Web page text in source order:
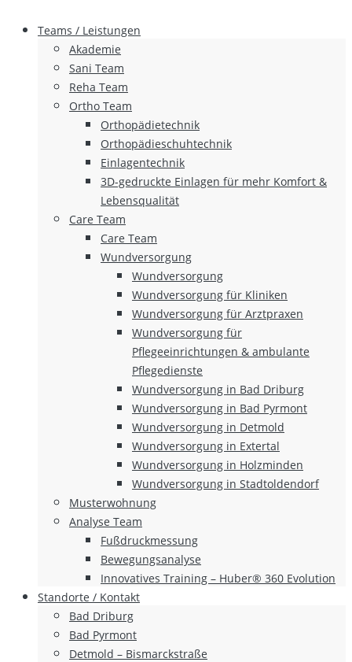
Teams / Leistungen
Akademie
Sani Team
Reha Team
Ortho Team
Orthopädietechnik
Orthopädieschuhtechnik
Einlagentechnik
3D-gedruckte Einlagen für mehr Komfort &
Lebensqualität
Care Team
Care Team
Wundversorgung
Wundversorgung
Wundversorgung für Kliniken
Wundversorgung für Arztpraxen
Wundversorgung für
Pflegeeinrichtungen & ambulante
Pflegedienste
Wundversorgung in Bad Driburg
Wundversorgung in Bad Pyrmont
Wundversorgung in Detmold
Wundversorgung in Extertal
Wundversorgung in Holzminden
Wundversorgung in Stadtoldendorf
Musterwohnung
Analyse Team
Fußdruckmessung
Bewegungsanalyse
Innovatives Training – Huber® 360 Evolution
Standorte / Kontakt
Bad Driburg
Bad Pyrmont
Detmold – Bismarckstraße